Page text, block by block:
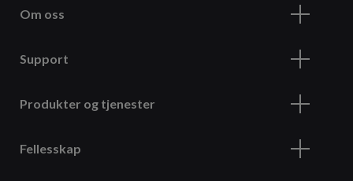
Om oss
Support
Produkter og tjenester
Fellesskap